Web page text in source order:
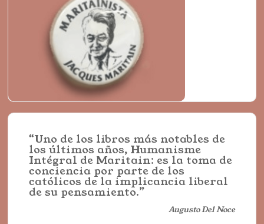
“Uno de los libros más notables de
los últimos años, Humanisme
Intégral de Maritain: es la toma de
conciencia por parte de los
católicos de la implicancia liberal
de su pensamiento.”
Augusto Del Noce